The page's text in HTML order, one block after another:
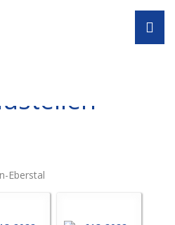
-
Eberstal